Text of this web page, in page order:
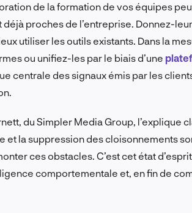
de la formation de vos équipes
déjà proches de l’entreprise. Donnez-
utiliser les outils existants. Dans la
ou unifiez-les par le biais d’une
centrale des signaux émis par les
du Simpler Media Group, l’explique
et la suppression des cloisonnements
ces obstacles. C’est cet état
comportementale et, en fin de